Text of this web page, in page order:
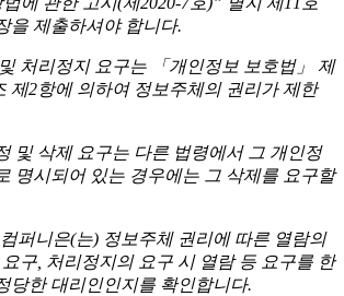
을 제출하셔야 합니다.
처리정지 요구는 「개인정보 보호법」 제
제2항에 의하여 정보주체의 권리가 제한
및 삭제 요구는 다른 법령에서 그 개인정
명시되어 있는 경우에는 그 삭제를 요구할
퍼니은(는) 정보주체 권리에 따른 열람의
요구, 처리정지의 요구 시 열람 등 요구를 한
당한 대리인인지를 확인합니다.